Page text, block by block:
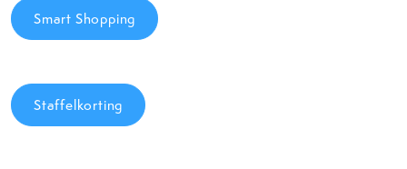
Smart Shopping
Staffelkorting